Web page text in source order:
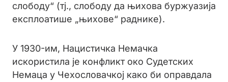
слободу“ (тј., слободу да њихова буржуазија
експлоатише „њихове“ раднике).
У 1930-им, Нацистичка Немачка
искористила је конфликт око Судетских
Немаца у Чехословачкој како би оправдала